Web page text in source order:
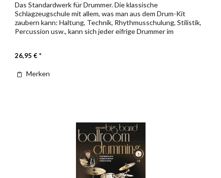
Das Standardwerk für Drummer. Die klassische
Schlagzeugschule mit allem, was man aus dem Drum-Kit
zaubern kann: Haltung, Technik, Rhythmusschulung, Stilistik,
Percussion usw., kann sich jeder eifrige Drummer im
26,95 € *
Merken